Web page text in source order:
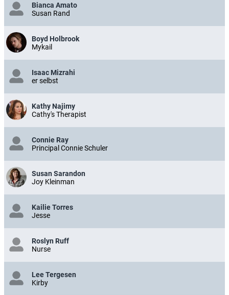
Bianca Amato
Susan Rand
Boyd Holbrook
Mykail
Isaac Mizrahi
er selbst
Kathy Najimy
Cathy's Therapist
Connie Ray
Principal Connie Schuler
Susan Sarandon
Joy Kleinman
Kailie Torres
Jesse
Roslyn Ruff
Nurse
Lee Tergesen
Kirby